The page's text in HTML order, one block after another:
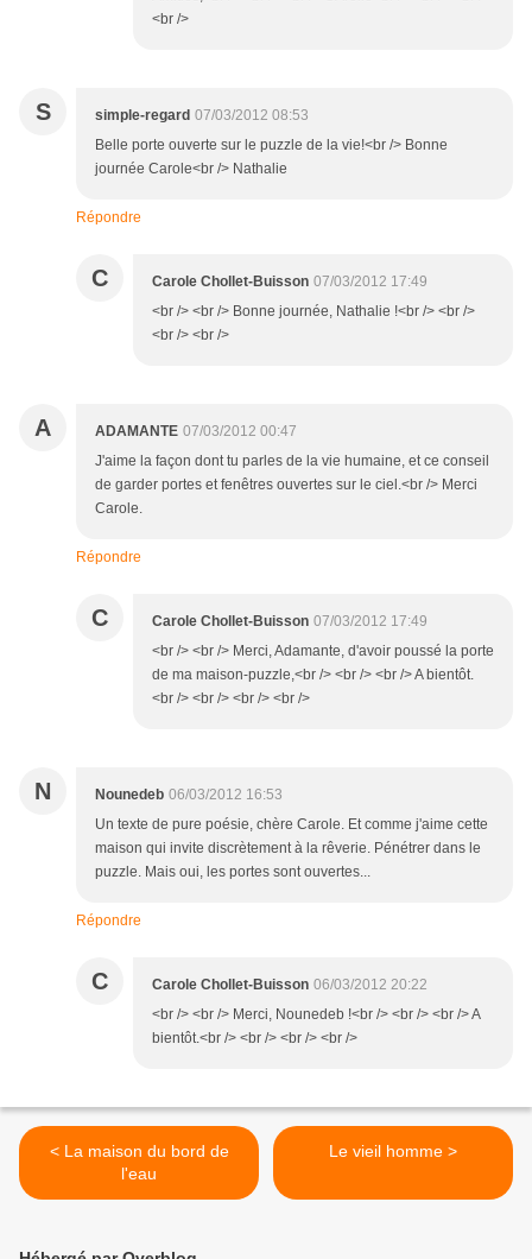
<br />
S simple-regard 07/03/2012 08:53
Belle porte ouverte sur le puzzle de la vie!<br /> Bonne
journée Carole<br /> Nathalie
Répondre
C Carole Chollet-Buisson 07/03/2012 17:49
<br /> <br /> Bonne journée, Nathalie !<br /> <br />
<br /> <br />
A ADAMANTE 07/03/2012 00:47
J'aime la façon dont tu parles de la vie humaine, et ce conseil
de garder portes et fenêtres ouvertes sur le ciel.<br /> Merci
Carole.
Répondre
C Carole Chollet-Buisson 07/03/2012 17:49
<br /> <br /> Merci, Adamante, d'avoir poussé la porte
de ma maison-puzzle,<br /> <br /> <br /> A bientôt.
<br /> <br /> <br /> <br />
N Nounedeb 06/03/2012 16:53
Un texte de pure poésie, chère Carole. Et comme j'aime cette
maison qui invite discrètement à la rêverie. Pénétrer dans le
puzzle. Mais oui, les portes sont ouvertes...
Répondre
C Carole Chollet-Buisson 06/03/2012 20:22
<br /> <br /> Merci, Nounedeb !<br /> <br /> <br /> A
bientôt.<br /> <br /> <br /> <br />
< La maison du bord de
l'eau
Le vieil homme >